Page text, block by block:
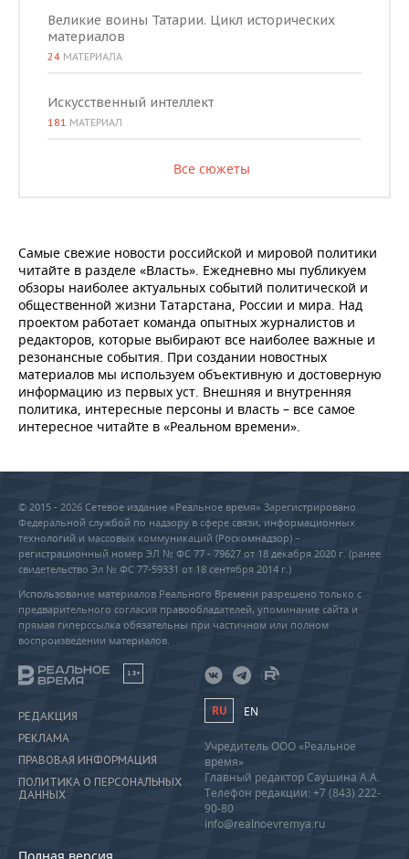
Великие воины Татарии. Цикл исторических
материалов
24 МАТЕРИАЛА
Искусственный интеллект
181 МАТЕРИАЛ
Все сюжеты
Самые свежие новости российской и мировой политики
читайте в разделе «Власть». Ежедневно мы публикуем
обзоры наиболее актуальных событий политической и
общественной жизни Татарстана, России и мира. Над
проектом работает команда опытных журналистов и
редакторов, которые выбирают все наиболее важные и
резонансные события. При создании новостных
материалов мы используем объективную и достоверную
информацию из первых уст. Внешняя и внутренняя
политика, интересные персоны и власть – все самое
интересное читайте в «Реальном времени».
© 2015 - 2026 Сетевое издание «Реальное время» Зарегистрировано
Федеральной службой по надзору в сфере связи, информационных
технологий и массовых коммуникаций (Роскомнадзор) –
регистрационный номер ЭЛ № ФС 77 - 79627 от 18 декабря 2020 г. (ранее
свидетельство Эл № ФС 77-59331 от 18 сентября 2014 г.)
Использование материалов Реального Времени разрешено только с
предварительного согласия правообладателей, упоминание сайта и
прямая гиперссылка обязательны при частичном или полном
воспроизведении материалов.
18+
РЕДАКЦИЯ
РЕКЛАМА
ПРАВОВАЯ ИНФОРМАЦИЯ
ПОЛИТИКА О ПЕРСОНАЛЬНЫХ
ДАННЫХ
RU EN
Учредитель ООО «Реальное
время»
Главный редактор Саушина А.А.
Телефон редакции: +7 (843) 222-
90-80
info@realnoevremya.ru